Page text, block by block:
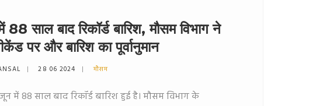
88 साल बाद रिकॉर्ड बारिश, मौसम विभाग ने
पर और बारिश का पूर्वानुमान
28 06 2024 मौसम
में 88 साल बाद रिकॉर्ड बारिश हुई है। मौसम विभाग के